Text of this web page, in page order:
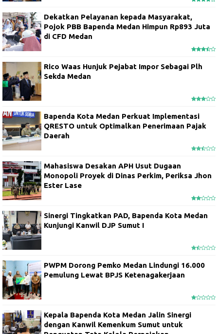
Dekatkan Pelayanan kepada Masyarakat,
Pojok PBB Bapenda Medan Himpun Rp893 Juta
di CFD Medan
Rico Waas Hunjuk Pejabat Impor Sebagai Plh
Sekda Medan
Bapenda Kota Medan Perkuat Implementasi
QRESTO untuk Optimalkan Penerimaan Pajak
Daerah
Mahasiswa Desakan APH Usut Dugaan
Monopoli Proyek di Dinas Perkim, Periksa Jhon
Ester Lase
Sinergi Tingkatkan PAD, Bapenda Kota Medan
Kunjungi Kanwil DJP Sumut I
PWPM Dorong Pemko Medan Lindungi 16.000
Pemulung Lewat BPJS Ketenagakerjaan
Kepala Bapenda Kota Medan Jalin Sinergi
dengan Kanwil Kemenkum Sumut untuk